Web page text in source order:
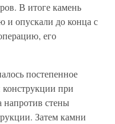
В итоге камень
и опускали до конца с
его
постепенное
конструкции при
напротив стены
Затем камни